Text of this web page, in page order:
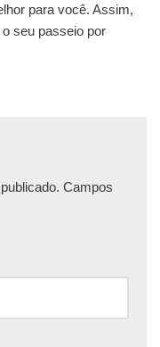
para você. Assim,
seu passeio por
Campos